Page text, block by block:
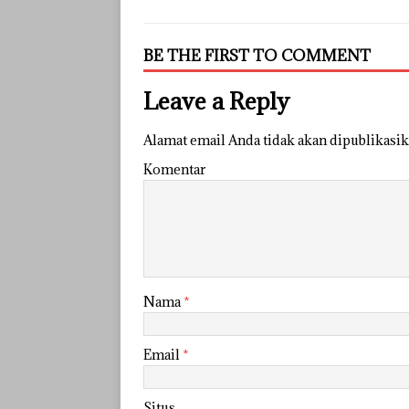
BE THE FIRST TO COMMENT
Leave a Reply
Alamat email Anda tidak akan
Komentar
Nama*
Email *